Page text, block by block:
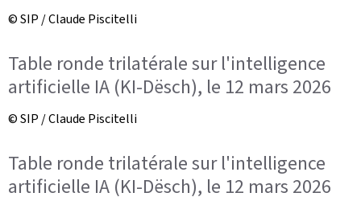
© SIP / Claude Piscitelli
Table ronde trilatérale sur l'intelligence
artificielle IA (KI-Dësch), le 12 mars 2026
© SIP / Claude Piscitelli
Table ronde trilatérale sur l'intelligence
artificielle IA (KI-Dësch), le 12 mars 2026